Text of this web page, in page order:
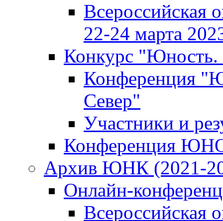
Всероссийская
22-24 марта
Конкурс "Юность.
Конференция
Север"
Участники и
Конференция
Архив ЮНК (2021-
Онлайн-
Всероссийская